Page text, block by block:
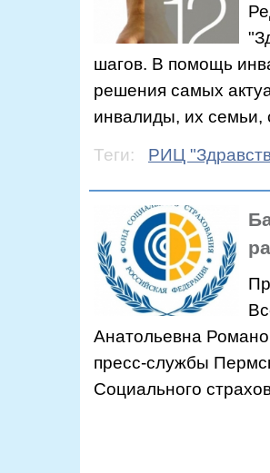
шагов. В помощь
решения самых
инвалиды, их
Теги:
РИЦ
Анатольевна
пресс-службы
Социального